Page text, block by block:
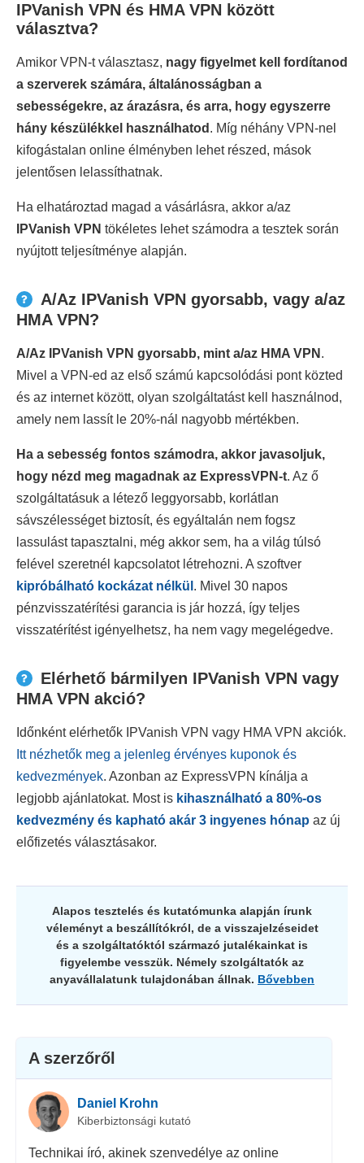
IPVanish VPN és HMA VPN között
választva?
Amikor VPN-t választasz, nagy figyelmet kell fordítanod
a szerverek számára, általánosságban a
sebességekre, az árazásra, és arra, hogy egyszerre
hány készülékkel használhatod . Míg néhány VPN-nel
kifogástalan online élményben lehet részed, mások
jelentősen lelassíthatnak.
Ha elhatároztad magad a vásárlásra, akkor a/az
IPVanish VPN tökéletes lehet számodra a tesztek során
nyújtott teljesítménye alapján.
A/Az IPVanish VPN gyorsabb, vagy a/az
HMA VPN?
A/Az IPVanish VPN gyorsabb, mint a/az HMA VPN .
Mivel a VPN-ed az első számú kapcsolódási pont közted
és az internet között, olyan szolgáltatást kell használnod,
amely nem lassít le 20%-nál nagyobb mértékben.
Ha a sebesség fontos számodra, akkor javasoljuk,
hogy nézd meg magadnak az ExpressVPN-t. Az ő
szolgáltatásuk a létező leggyorsabb, korlátlan
sávszélességet biztosít, és egyáltalán nem fogsz
lassulást tapasztalni, még akkor sem, ha a világ túlsó
felével szeretnél kapcsolatot létrehozni. A szoftver
kipróbálható kockázat nélkül . Mivel 30 napos
pénzvisszatérítési garancia is jár hozzá, így teljes
visszatérítést igényelhetsz, ha nem vagy megelégedve.
Elérhető bármilyen IPVanish VPN vagy
HMA VPN akció?
Időnként elérhetők IPVanish VPN vagy HMA VPN akciók.
Itt nézhetők meg a jelenleg érvényes kuponok és
kedvezmények. Azonban az ExpressVPN kínálja a
legjobb ajánlatokat. Most is kihasználható a 80%-os
kedvezmény és kapható akár 3 ingyenes hónap az új
előfizetés választásakor.
Alapos tesztelés és kutatómunka alapján írunk
véleményt a beszállítókról, de a visszajelzéseidet
és a szolgáltatóktól származó jutalékainkat is
figyelembe vesszük. Némely szolgáltatók az
anyavállalatunk tulajdonában állnak. Bővebben
A szerzőről
Daniel Krohn
Kiberbiztonsági kutató
Technikai író, akinek szenvedélye az online